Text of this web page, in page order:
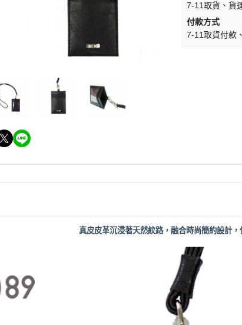
7-11取貨
貨
付款方式
7-11取貨付款
真皮皮革沉浸著天然紋路，融合時尚簡約設計，